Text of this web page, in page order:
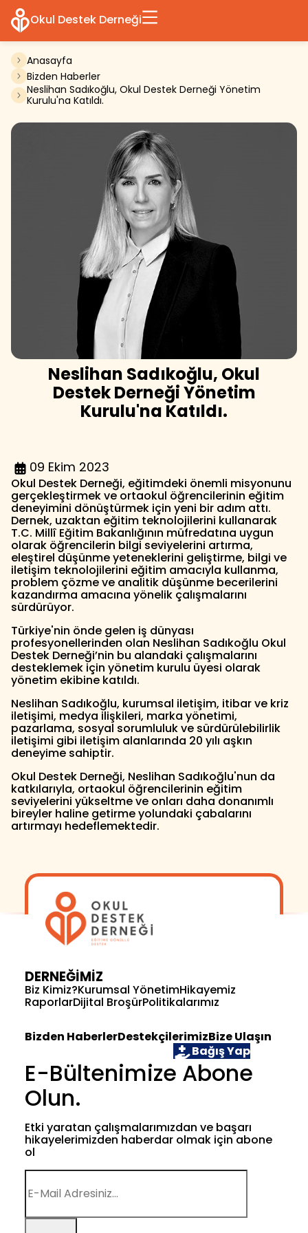
Okul Destek Derneği
Anasayfa
Bizden Haberler
Neslihan Sadıkoğlu, Okul Destek Derneği Yönetim
Kurulu'na Katıldı.
Neslihan Sadıkoğlu, Okul
Destek Derneği Yönetim
Kurulu'na Katıldı.
09 Ekim 2023
Okul Destek Derneği, eğitimdeki önemli misyonunu
gerçekleştirmek ve ortaokul öğrencilerinin eğitim
deneyimini dönüştürmek için yeni bir adım attı.
Dernek, uzaktan eğitim teknolojilerini kullanarak
T.C. Millî Eğitim Bakanlığının müfredatına uygun
olarak öğrencilerin bilgi seviyelerini artırma,
eleştirel düşünme yeteneklerini geliştirme, bilgi ve
iletişim teknolojilerini eğitim amacıyla kullanma,
problem çözme ve analitik düşünme becerilerini
kazandırma amacına yönelik çalışmalarını
sürdürüyor.
Türkiye'nin önde gelen iş dünyası
profesyonellerinden olan Neslihan Sadıkoğlu Okul
Destek Derneği’nin bu alandaki çalışmalarını
desteklemek için yönetim kurulu üyesi olarak
yönetim ekibine katıldı.
Neslihan Sadıkoğlu, kurumsal iletişim, itibar ve kriz
iletişimi, medya ilişkileri, marka yönetimi,
pazarlama, sosyal sorumluluk ve sürdürülebilirlik
iletişimi gibi iletişim alanlarında 20 yılı aşkın
deneyime sahiptir.
Okul Destek Derneği, Neslihan Sadıkoğlu'nun da
katkılarıyla, ortaokul öğrencilerinin eğitim
seviyelerini yükseltme ve onları daha donanımlı
bireyler haline getirme yolundaki çabalarını
artırmayı hedeflemektedir.
DERNEĞİMİZ
Biz Kimiz?Kurumsal YönetimHikayemiz
RaporlarDijital BroşürPolitikalarımız
Bizden HaberlerDestekçilerimizBize Ulaşın
Bağış Yap
E-Bültenimize Abone
Olun.
Etki yaratan çalışmalarımızdan ve başarı
hikayelerimizden haberdar olmak için abone
ol